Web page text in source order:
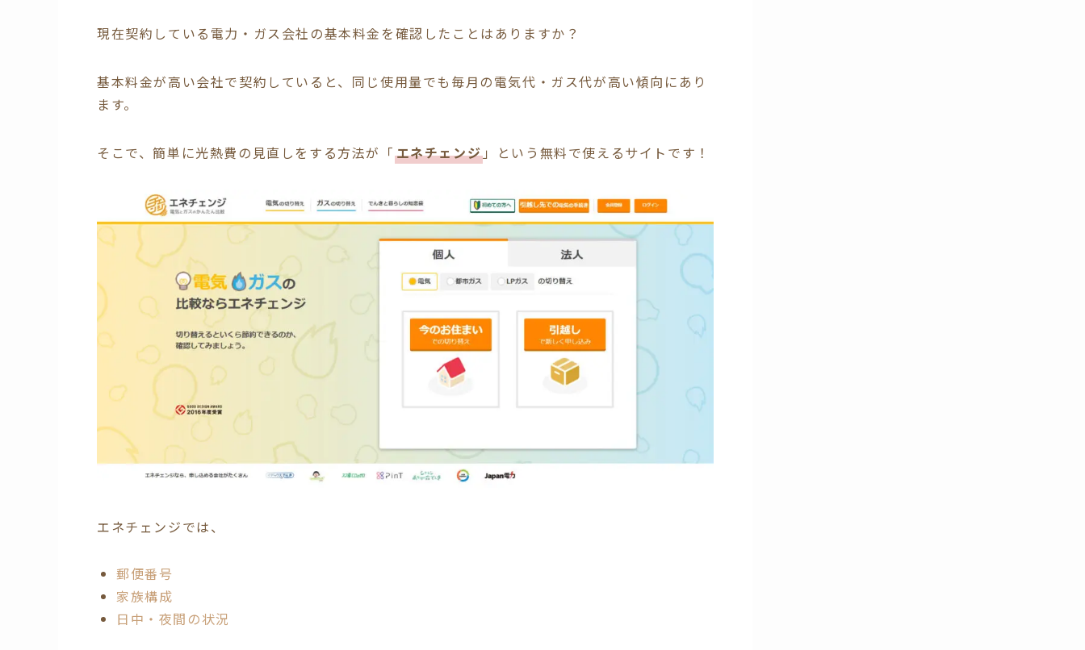
現在契約している電力・ガス会社の基本料金を確認したことはありますか？
基本料金が高い会社で契約していると、同じ使用量でも毎月の電気代・ガス代が高い傾向にあり
ます。
そこで、簡単に光熱費の見直しをする方法が「エネチェンジ 」という無料で使えるサイトです！
エネチェンジでは、
郵便番号
家族構成
日中・夜間の状況